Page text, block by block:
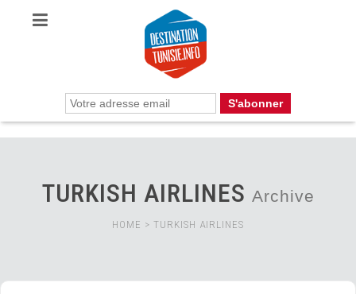
TURKISH AIRLINES Archive
HOME > TURKISH AIRLINES